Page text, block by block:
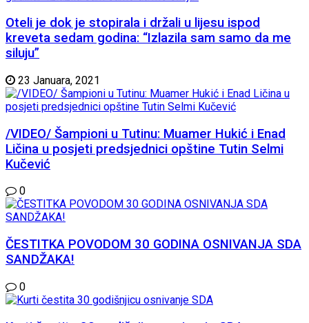
Oteli je dok je stopirala i držali u lijesu ispod
kreveta sedam godina: “Izlazila sam samo da me
siluju”
23 Januara, 2021
/VIDEO/ Šampioni u Tutinu: Muamer Hukić i Enad
Ličina u posjeti predsjednici opštine Tutin Selmi
Kučević
0
ČESTITKA POVODOM 30 GODINA OSNIVANJA SDA
SANDŽAKA!
0